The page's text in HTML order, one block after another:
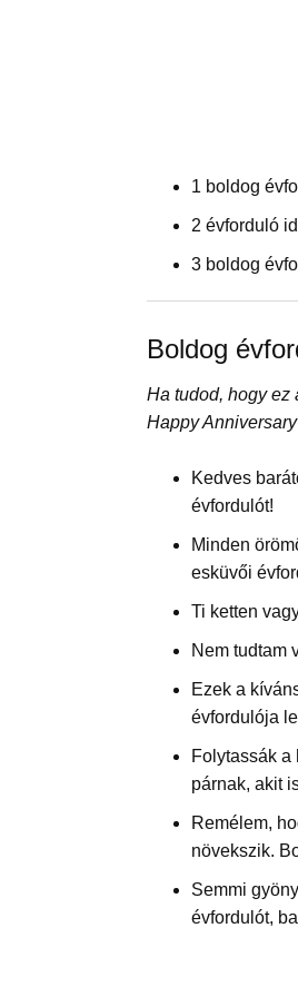
1 boldog
2 évforduló
3 boldog
Boldog
Ha tudod, hogy ez
Happy
Kedves
évfordulót!
Minden
esküvői
Ti ketten
Nem tudtam
Ezek a
évfordulója
Folytassák a
párnak, akit
Remélem,
növekszik.
Semmi
évfordulót,